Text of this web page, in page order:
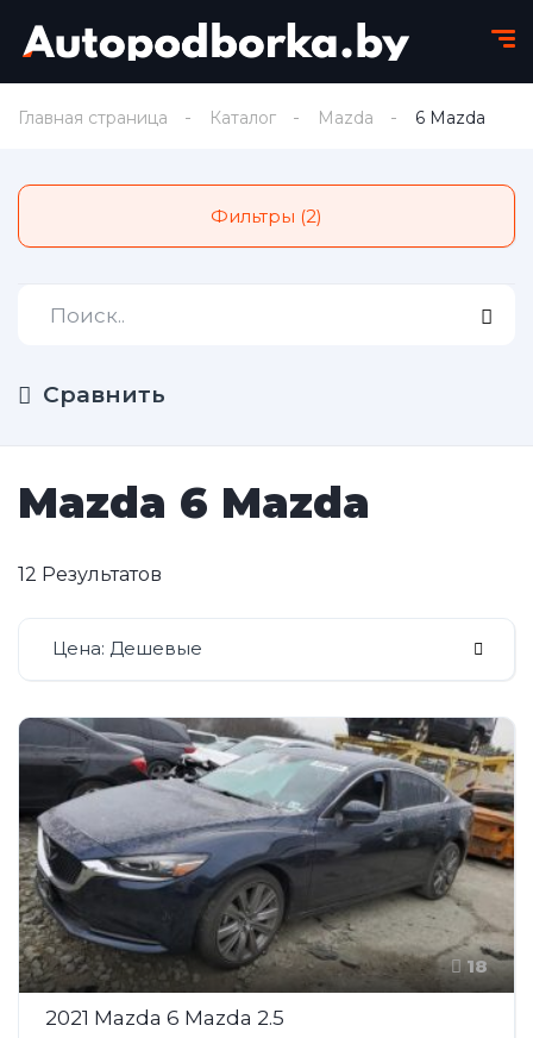
Главная страница Каталог Mazda 6 Mazda
Фильтры (2)
Сравнить
Mazda 6 Mazda
12 Результатов
Цена: Дешевые
18
2021 Mazda 6 Mazda 2.5